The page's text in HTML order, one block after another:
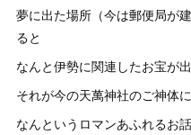
夢に出た場所（今は郵便局が
ると
なんと伊勢に関連したお宝が
それが今の天萬神社のご神体
なんというロマンあふれるお